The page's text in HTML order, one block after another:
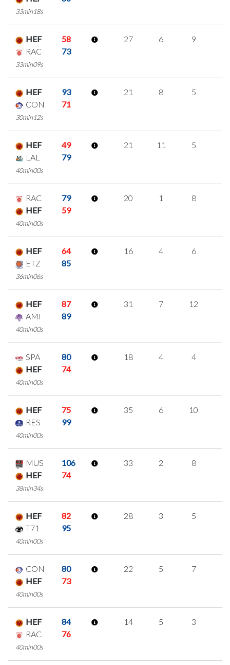
33min18s
HEF
58
RAC
73
33min09s
27 6 9
HEF
93
CON
71
30min12s
21 8 5
HEF
49
LAL
79
40min00s
21 11 5
RAC
79
HEF
59
40min00s
20 1 8
HEF
64
ETZ
85
36min06s
16 4 6
HEF
87
AMI
89
40min00s
31 7 12
SPA
80
HEF
74
40min00s
18 4 4
HEF
75
RES
99
40min00s
35 6 10
MUS
106
HEF
74
38min34s
33 2 8
HEF
82
T71
95
40min00s
28 3 5
CON
80
HEF
73
40min00s
22 5 7
HEF
84
RAC
76
40min00s
14 5 3